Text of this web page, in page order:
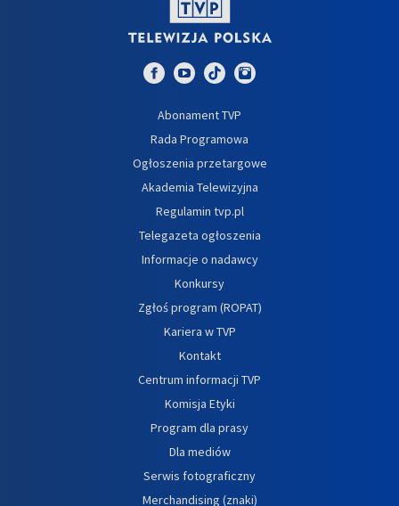
Abonament TVP
Rada Programowa
Ogłoszenia przetargowe
Akademia Telewizyjna
Regulamin tvp.pl
Telegazeta ogłoszenia
Informacje o nadawcy
Konkursy
Zgłoś program (ROPAT)
Kariera w TVP
Kontakt
Centrum informacji TVP
Komisja Etyki
Program dla prasy
Dla mediów
Serwis fotograficzny
Merchandising (znaki)